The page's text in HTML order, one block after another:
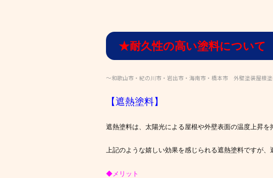
★耐久性の高い塗料について
～和歌山市・紀の川市・岩出市・海南市・橋本市 外壁塗装屋根
【遮熱塗料】
遮熱塗料は、太陽光による屋根や外壁表面の温度上昇
上記のような嬉しい効果を感じられる遮熱塗料ですが、
◆メリット